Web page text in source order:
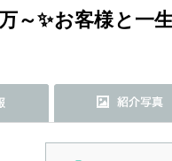
～✨お客様と